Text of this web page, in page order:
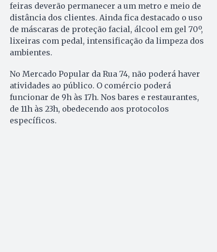
feiras deverão permanecer a um metro e meio de
distância dos clientes. Ainda fica destacado o uso
de máscaras de proteção facial, álcool em gel 70º,
lixeiras com pedal, intensificação da limpeza dos
ambientes.
No Mercado Popular da Rua 74, não poderá haver
atividades ao público. O comércio poderá
funcionar de 9h às 17h. Nos bares e restaurantes,
de 11h às 23h, obedecendo aos protocolos
específicos.